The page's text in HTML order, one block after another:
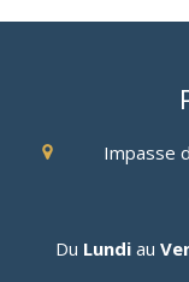
Impasse
Du Lundiau